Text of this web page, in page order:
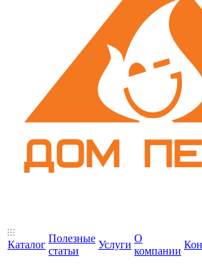
Каталог
Полезные
статьи
Услуги
О
компании